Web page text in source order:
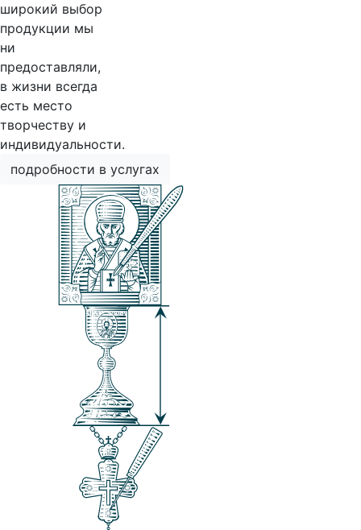
широкий выбор
продукции мы
ни
предоставляли,
в жизни всегда
есть место
творчеству и
индивидуальности.
подробности в услугах